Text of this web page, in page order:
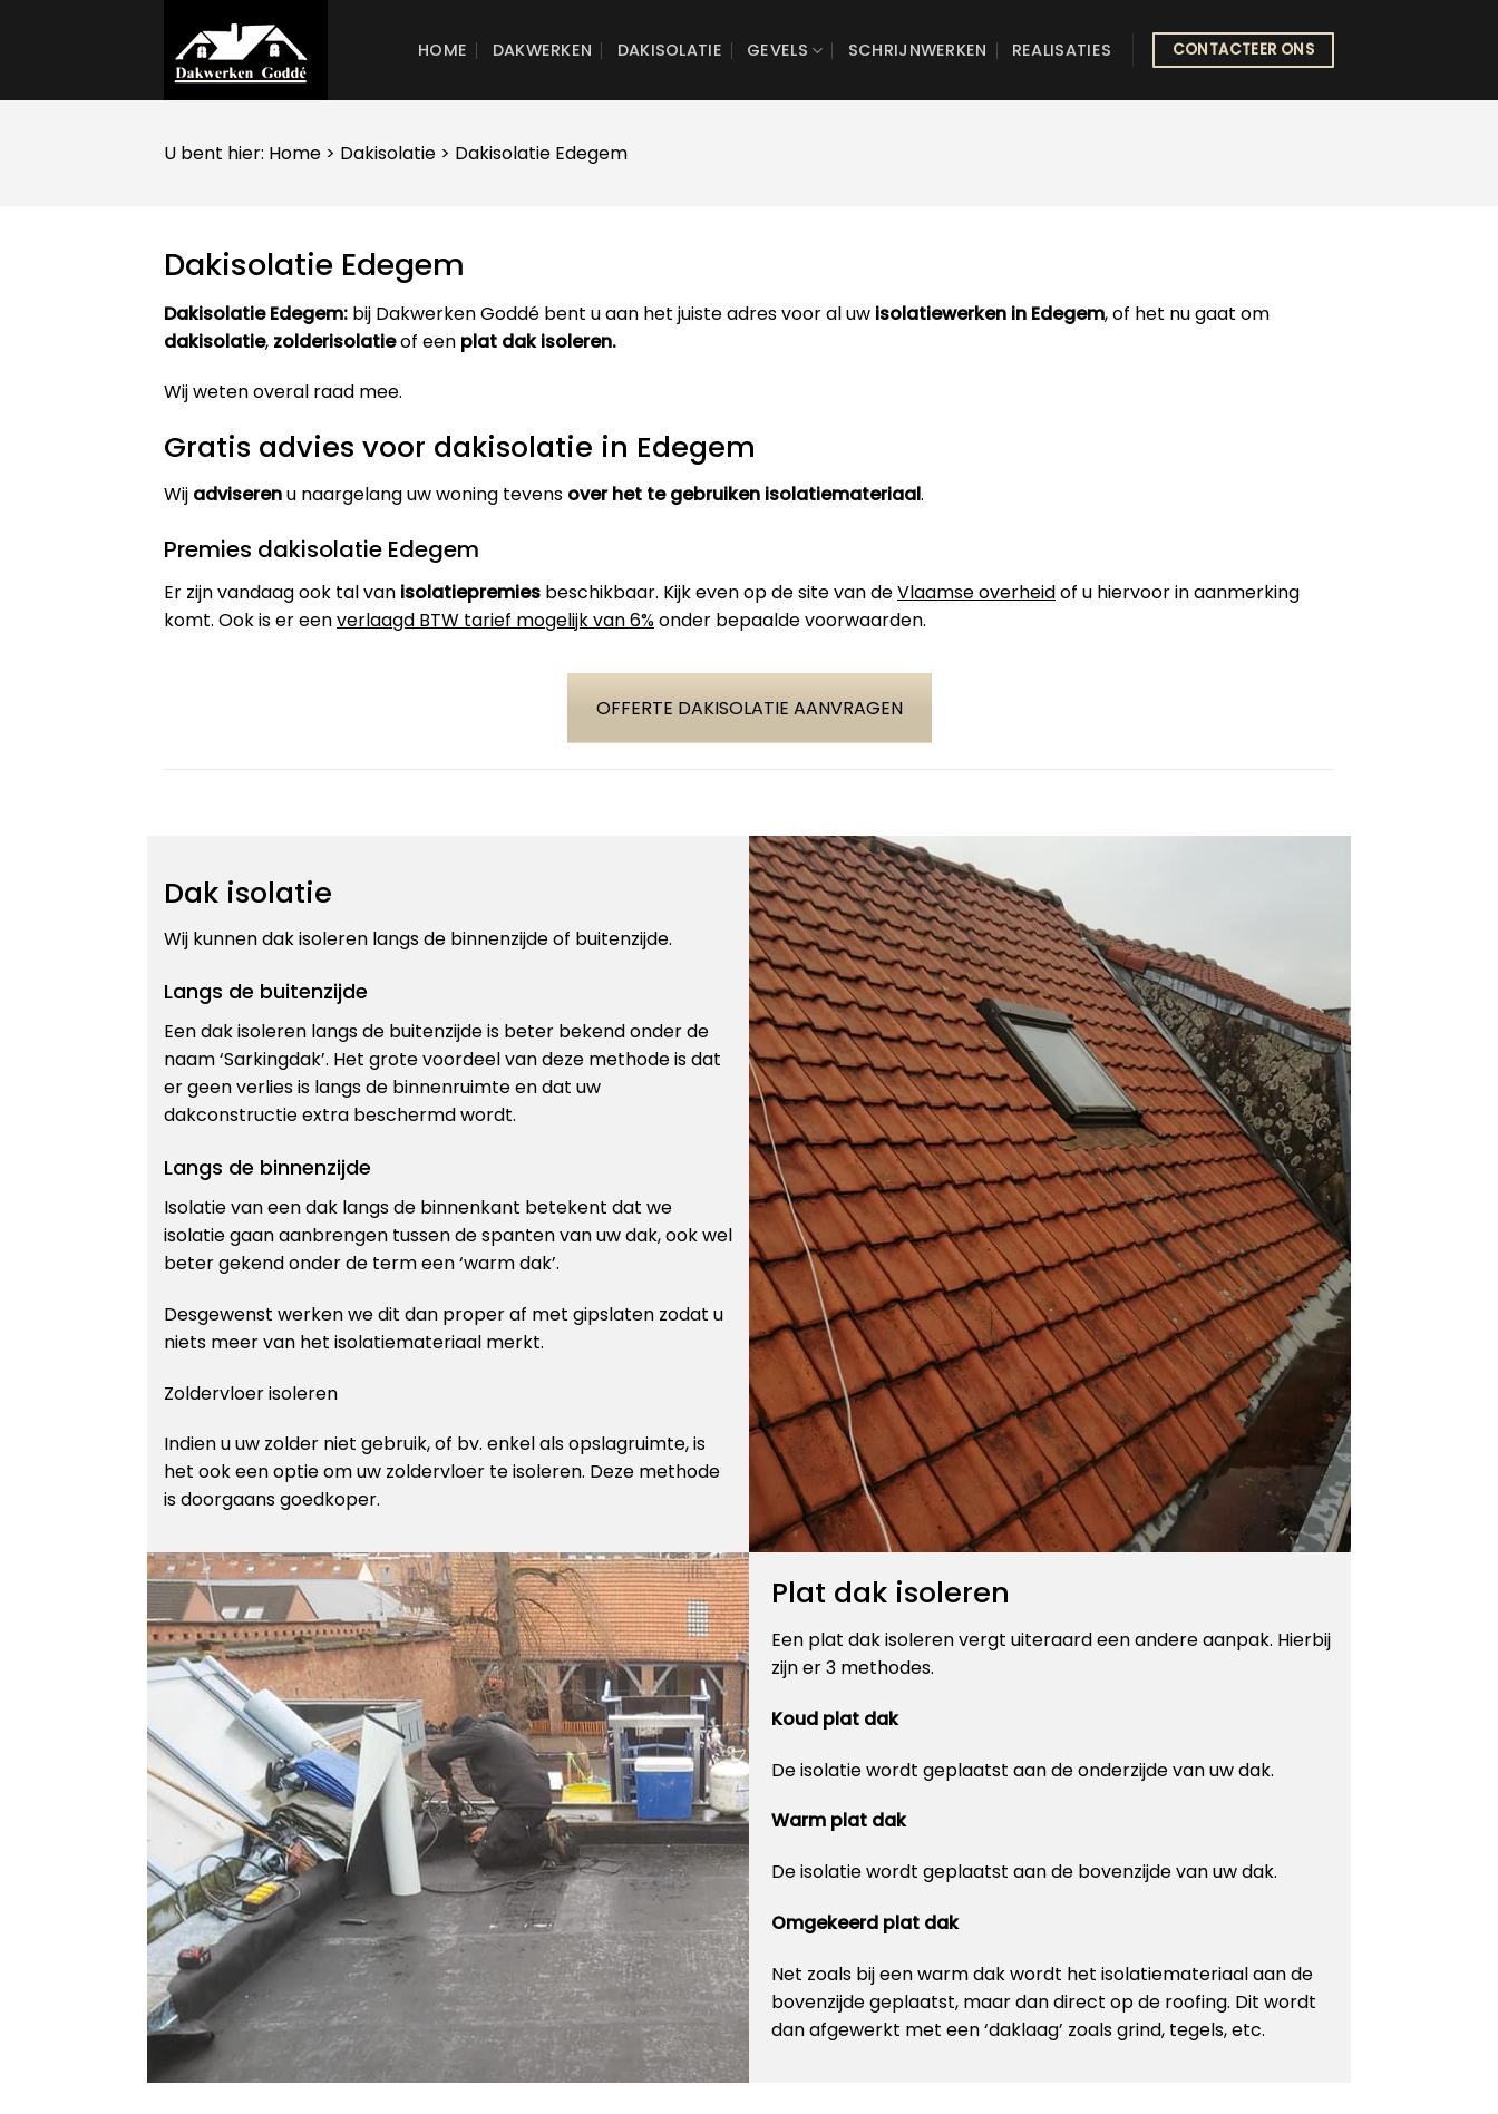
HOME DAKWERKEN DAKISOLATIE GEVELS SCHRIJNWERKEN REALISATIES CONTACTEER ONS
U bent hier: Home > Dakisolatie > Dakisolatie Edegem
Dakisolatie Edegem
Dakisolatie Edegem: bij Dakwerken Goddé bent u aan het juiste adres voor al uw isolatiewerken in Edegem, of het nu gaat om
dakisolatie, zolderisolatieof een plat dak isoleren.
Wij weten overal raad mee.
Gratis advies voor dakisolatie in Edegem
Wij adviserenu naargelang uw woning tevens over het te gebruiken isolatiemateriaal.
Premies dakisolatie Edegem
Er zijn vandaag ook tal van isolatiepremies beschikbaar. Kijk even op de site van deVlaamse overheidof u hiervoor in aanmerking
komt. Ook is er eenverlaagd BTW tarief mogelijk van 6%onder bepaalde voorwaarden.
OFFERTE DAKISOLATIE AANVRAGEN
Dak isolatie
Wij kunnen dak isoleren langs de binnenzijde of buitenzijde.
Langs de buitenzijde
Een dak isoleren langs de buitenzijde is beter bekend onder de
naam ‘Sarkingdak’. Het grote voordeel van deze methode is dat
er geen verlies is langs de binnenruimte en dat uw
dakconstructie extra beschermd wordt.
Langs de binnenzijde
Isolatie van een dak langs de binnenkant betekent dat we
isolatie gaan aanbrengen tussen de spanten van uw dak, ook wel
beter gekend onder de term een ‘warm dak’.
Desgewenst werken we dit dan proper af met gipslaten zodat u
niets meer van het isolatiemateriaal merkt.
Zoldervloer isoleren
Indien u uw zolder niet gebruik, of bv. enkel als opslagruimte, is
het ook een optie om uw zoldervloer te isoleren. Deze methode
is doorgaans goedkoper.
Plat dak isoleren
Een plat dak isoleren vergt uiteraard een andere aanpak. Hierbij
zijn er 3 methodes.
Koud plat dak
De isolatie wordt geplaatst aan de onderzijde van uw dak.
Warm plat dak
De isolatie wordt geplaatst aan de bovenzijde van uw dak.
Omgekeerd plat dak
Net zoals bij een warm dak wordt het isolatiemateriaal aan de
bovenzijde geplaatst, maar dan direct op de roofing. Dit wordt
dan afgewerkt met een ‘daklaag’ zoals grind, tegels, etc.